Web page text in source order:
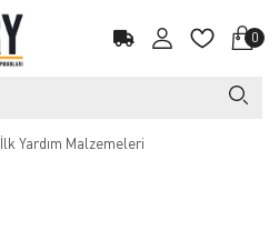
0
İlk Yardım Malzemeleri